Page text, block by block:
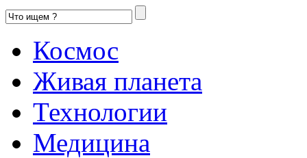
Космос
Живая планета
Технологии
Медицина